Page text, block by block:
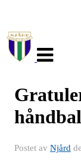
navigasjon
Postet av Njård